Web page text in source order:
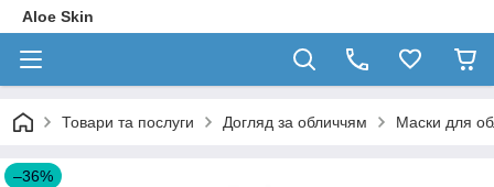
Aloe Skin
Товари та послуги Догляд за обличчям Маски для
–36%